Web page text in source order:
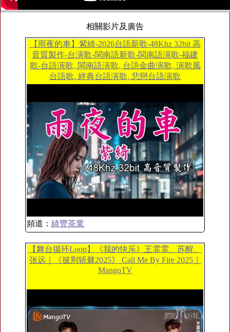
相關影片及廣告
【雨夜的車】紫綺-2026台語新歌-48Khz 32bit 高
音質製作-台演歌-閩南語新歌-閩南語演歌-福建
歌-台語演歌, 閩南語演歌, 台語金曲演歌, 演歌風
台語歌, 經典台語演歌, 悲戀台語演歌
頻道： 綺豐茶業
【舞台循环Loop】《我的快乐》王霏霏、苏醒、
张远｜《披荆斩棘2025》 Call Me By Fire 2025｜
MangoTV